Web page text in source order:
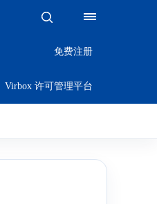
免费注册
Virbox 许可管理平台